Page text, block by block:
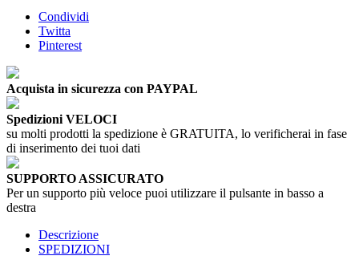
Condividi
Twitta
Pinterest
Acquista in sicurezza con PAYPAL
Spedizioni VELOCI
su molti prodotti la spedizione è GRATUITA, lo verificherai in fase
di inserimento dei tuoi dati
SUPPORTO ASSICURATO
Per un supporto più veloce puoi utilizzare il pulsante in basso a
destra
Descrizione
SPEDIZIONI